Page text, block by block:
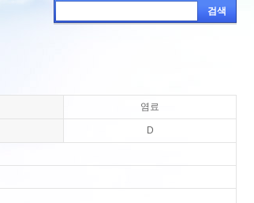
검색
염료
D